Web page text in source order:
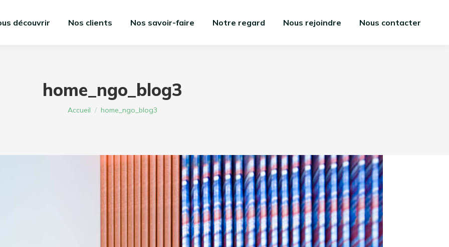
découvrir Nos clients Nos savoir-faire Notre regard Nous rejoindre Nous contacter
home_ngo_blog3
Vous êtes ici :
Accueil home_ngo_blog3